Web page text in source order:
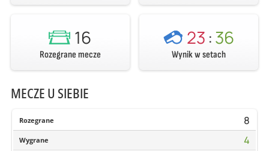
16
Rozegrane mecze
23 :36
Wynik w setach
MECZE U SIEBIE
Rozegrane 8
Wygrane 4